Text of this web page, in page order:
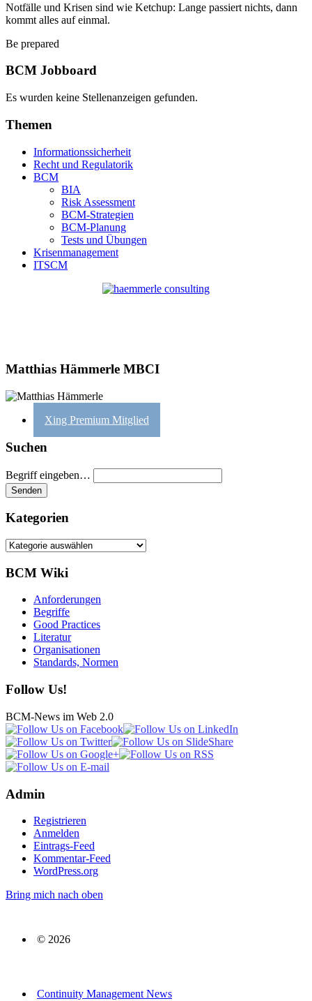
Notfälle und Krisen sind wie Ketchup: Lange passiert nichts, dann
kommt alles auf einmal.
Be prepared
BCM Jobboard
Es wurden keine Stellenanzeigen gefunden.
Themen
Informationssicherheit
Recht und Regulatorik
BCM
BIA
Risk Assessment
BCM-Strategien
BCM-Planung
Tests und Übungen
Krisenmanagement
ITSCM
Matthias Hämmerle MBCI
Xing Premium Mitglied
Suchen
Begriff eingeben…
Kategorien
Kategorien
BCM Wiki
Anforderungen
Begriffe
Good Practices
Literatur
Organisationen
Standards, Normen
Follow Us!
BCM-News im Web 2.0
Admin
Registrieren
Anmelden
Eintrags-Feed
Kommentar-Feed
WordPress.org
Bring mich nach oben
© 2026
Continuity Management News